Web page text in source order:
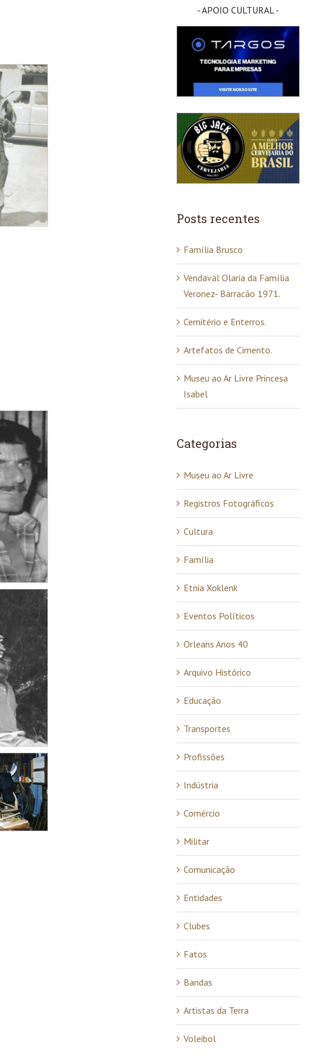
- APOIO CULTURAL -
Posts recentes
Família Brusco
Vendaval Olaria da Família
Veronez- Barracão 1971.
Cemitério e Enterros.
Artefatos de Cimento.
Museu ao Ar Livre Princesa
Isabel
Categorias
Museu ao Ar Livre
Registros Fotográficos
Cultura
Família
Etnia Xoklenk
Eventos Políticos
Orleans Anos 40
Arquivo Histórico
Educação
Transportes
Profissões
Indústria
Comércio
Militar
Comunicação
Entidades
Clubes
Fatos
Bandas
Artistas da Terra
Voleibol